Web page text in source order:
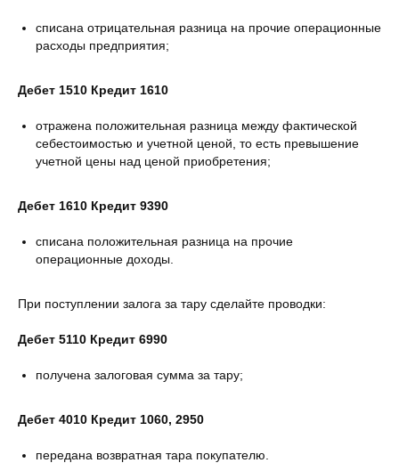
списана отрицательная разница на прочие операционные
расходы предприятия;
Дебет 1510 Кредит 1610
отражена положительная разница между фактической
себестоимостью и учетной ценой, то есть превышение
учетной цены над ценой приобретения;
Дебет 1610 Кредит 9390
списана положительная разница на прочие
операционные доходы.
При поступлении залога за тару сделайте проводки:
Дебет 5110 Кредит 6990
получена залоговая сумма за тару;
Дебет 4010 Кредит 1060, 2950
передана возвратная тара покупателю.